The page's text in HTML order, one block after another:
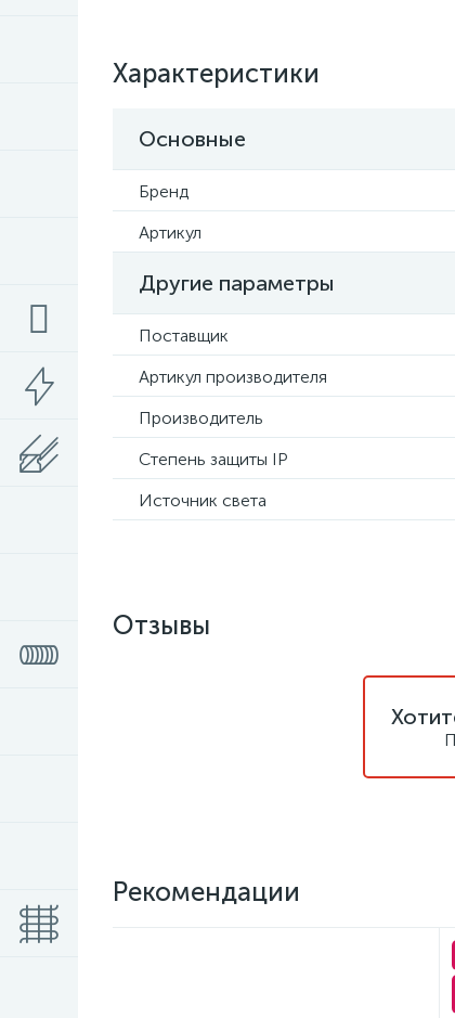
Характеристики
Основные
Бренд
Артикул
Другие параметры
Поставщик
Артикул производителя
Производитель
Степень защиты IP
Источник света
Отзывы
Рекомендации